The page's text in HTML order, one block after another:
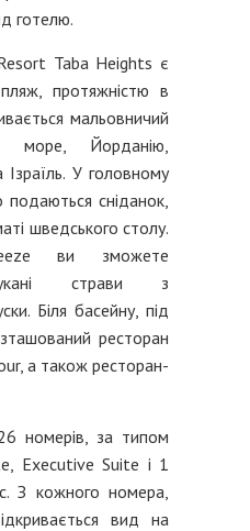
готелю.
Taba Heights є
протяжністю в
мальовничий
Йорданію,
Ізраїль. У головному
сніданок,
шведського столу.
ви зможете
страви з
Біля басейну, під
ресторан
а також ресторан-
номерів, за типом
Executive Suite і 1
З кожного номера,
вид на